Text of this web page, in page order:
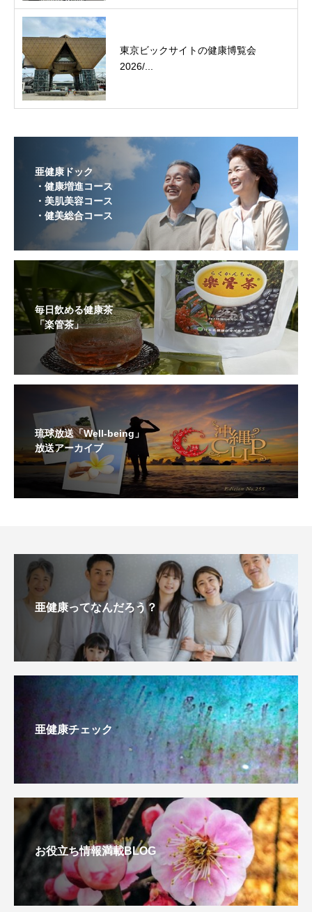
東京ビックサイトの健康博覧会
2026/...
亜健康ドック
・健康増進コース
・美肌美容コース
・健美総合コース
毎日飲める健康茶
「楽管茶」
琉球放送「Well-being」
放送アーカイブ
亜健康ってなんだろう？
亜健康チェック
お役立ち情報満載BLOG